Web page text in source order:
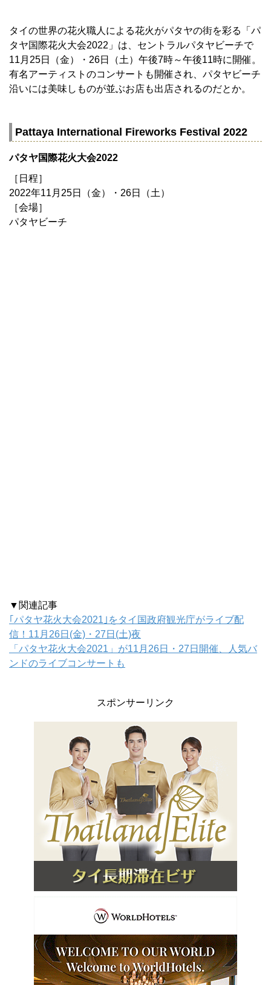
タイの世界の花火職人による花火がパタヤの街を彩る「パ
タヤ国際花火大会2022」は、セントラルパタヤビーチで
11月25日（金）・26日（土）午後7時～午後11時に開催。
有名アーティストのコンサートも開催され、パタヤビーチ
沿いには美味しものが並ぶお店も出店されるのだとか。
Pattaya International Fireworks Festival 2022
パタヤ国際花火大会2022
［日程］
2022年11月25日（金）・26日（土）
［会場］
パタヤビーチ
▼関連記事
｢パタヤ花火大会2021｣をタイ国政府観光庁がライブ配
信！11月26日(金)・27日(土)夜
「パタヤ花火大会2021」が11月26日・27日開催、人気バ
ンドのライブコンサートも
スポンサーリンク